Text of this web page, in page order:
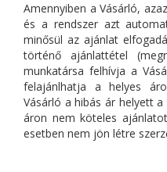
Amennyiben a Vásárló,
és a rendszer azt
minősül az ajánlat
történő ajánlattétel
munkatársa felhívja a
felajánlhatja a helyes
Vásárló a hibás ár helyett
áron nem köteles
esetben nem jön létre